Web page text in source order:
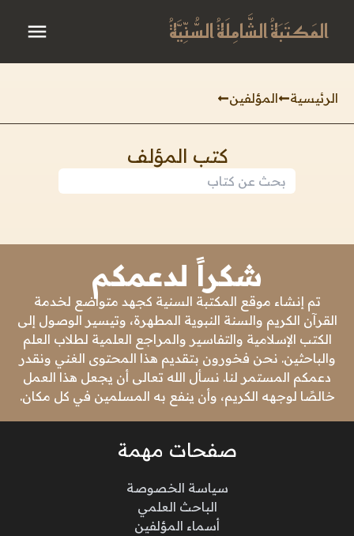
المَكتَبَةُ الشَّامِلَةُ السُّنِّيَّةُ
الرئيسية المؤلفين
كتب المؤلف
شكراً لدعمكم
تم إنشاء موقع المكتبة السنية كجهد متواضع لخدمة
القرآن الكريم والسنة النبوية المطهرة، وتيسير الوصول إلى
الكتب الإسلامية والتفاسير والمراجع العلمية لطلاب العلم
والباحثين. نحن فخورون بتقديم هذا المحتوى الغني ونقدر
دعمكم المستمر لنا. نسأل الله تعالى أن يجعل هذا العمل
خالصًا لوجهه الكريم، وأن ينفع به المسلمين في كل مكان.
صفحات مهمة
سياسة الخصوصة
الباحث العلمي
أسماء المؤلفين